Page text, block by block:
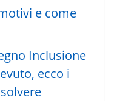
Inclusione
ecco i